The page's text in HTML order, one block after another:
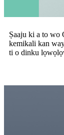
Ṣaaju ki a to wo
kemikali kan
ti o dinku